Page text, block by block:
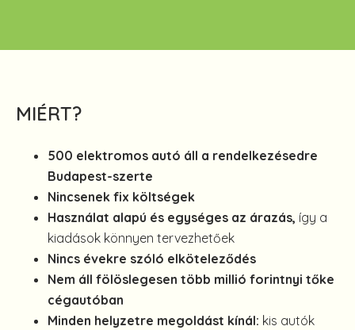
MIÉRT?
500 elektromos autó áll a rendelkezésedre
Budapest-szerte
Nincsenek fix költségek
Használat alapú és egységes az árazás, így a
kiadások könnyen tervezhetőek
Nincs évekre szóló elköteleződés
Nem áll fölöslegesen több millió forintnyi tőke
cégautóban
Minden helyzetre megoldást kínál: kis autók